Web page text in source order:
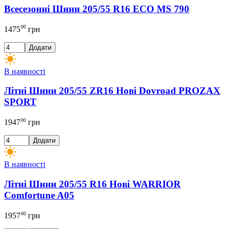
Всесезонні Шини 205/55 R16 ECO MS 790
147500 грн
Додати
В наявності
Літні Шини 205/55 ZR16 Нові Dovroad PROZAX
SPORT
194700 грн
Додати
В наявності
Літні Шини 205/55 R16 Нові WARRIOR
Comfortune A05
195700 грн